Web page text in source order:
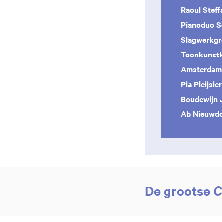
Raoul
Pianoduo
Pia Pleijsier
Boudewijn
Ab
De grootse